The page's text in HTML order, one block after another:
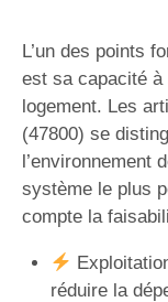
L’un des points
est sa capacité à
logement. Les
(47800) se
l’environnement
système le plus
compte la
réduire la